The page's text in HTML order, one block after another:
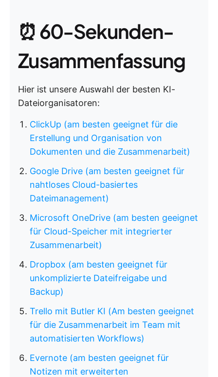
⏰ 60-Sekunden-
Zusammenfassung
Hier ist unsere Auswahl der besten KI-
Dateiorganisatoren:
ClickUp (am besten geeignet für die
Erstellung und Organisation von
Dokumenten und die Zusammenarbeit)
Google Drive (am besten geeignet für
nahtloses Cloud-basiertes
Dateimanagement)
Microsoft OneDrive (am besten geeignet
für Cloud-Speicher mit integrierter
Zusammenarbeit)
Dropbox (am besten geeignet für
unkomplizierte Dateifreigabe und
Backup)
Trello mit Butler KI (Am besten geeignet
für die Zusammenarbeit im Team mit
automatisierten Workflows)
Evernote (am besten geeignet für
Notizen mit erweiterten